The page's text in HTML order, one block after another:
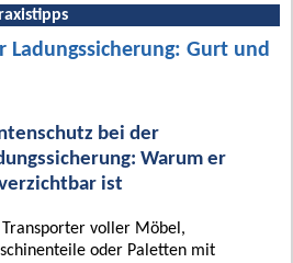
Ladungssicherung: Gurt und
bei der
Warum er
ist
Transporter voller Möbel,
oder Paletten mit